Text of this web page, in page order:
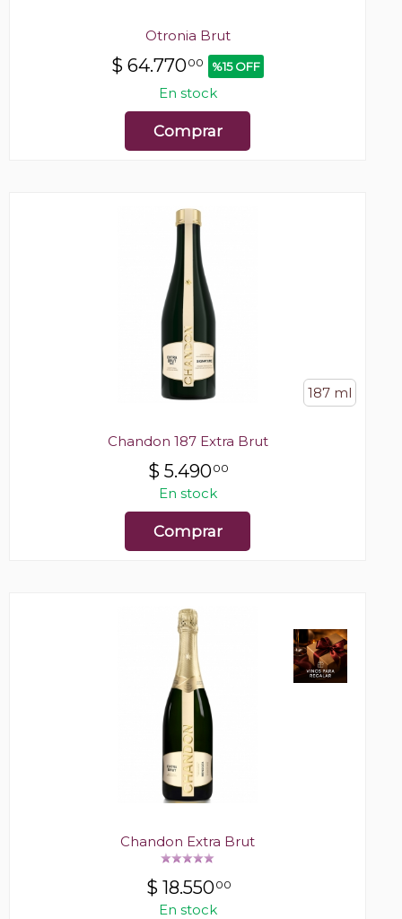
Otronia Brut
$ 64.77000 %15 OFF
En stock
Comprar
187 ml
Chandon 187 Extra Brut
$ 5.49000
En stock
Comprar
Chandon Extra Brut
$ 18.55000
En stock